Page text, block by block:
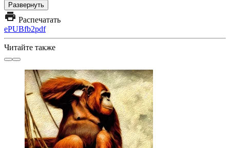
Развернуть
Распечатать
ePUBfb2pdf
Читайте также